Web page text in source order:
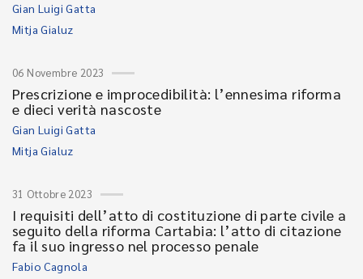
Gian Luigi Gatta
Mitja Gialuz
06 Novembre 2023
Prescrizione e improcedibilità: l’ennesima riforma
e dieci verità nascoste
Gian Luigi Gatta
Mitja Gialuz
31 Ottobre 2023
I requisiti dell’atto di costituzione di parte civile a
seguito della riforma Cartabia: l’atto di citazione
fa il suo ingresso nel processo penale
Fabio Cagnola